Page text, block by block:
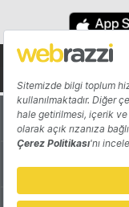
Hakkında
Katkıda Bulun